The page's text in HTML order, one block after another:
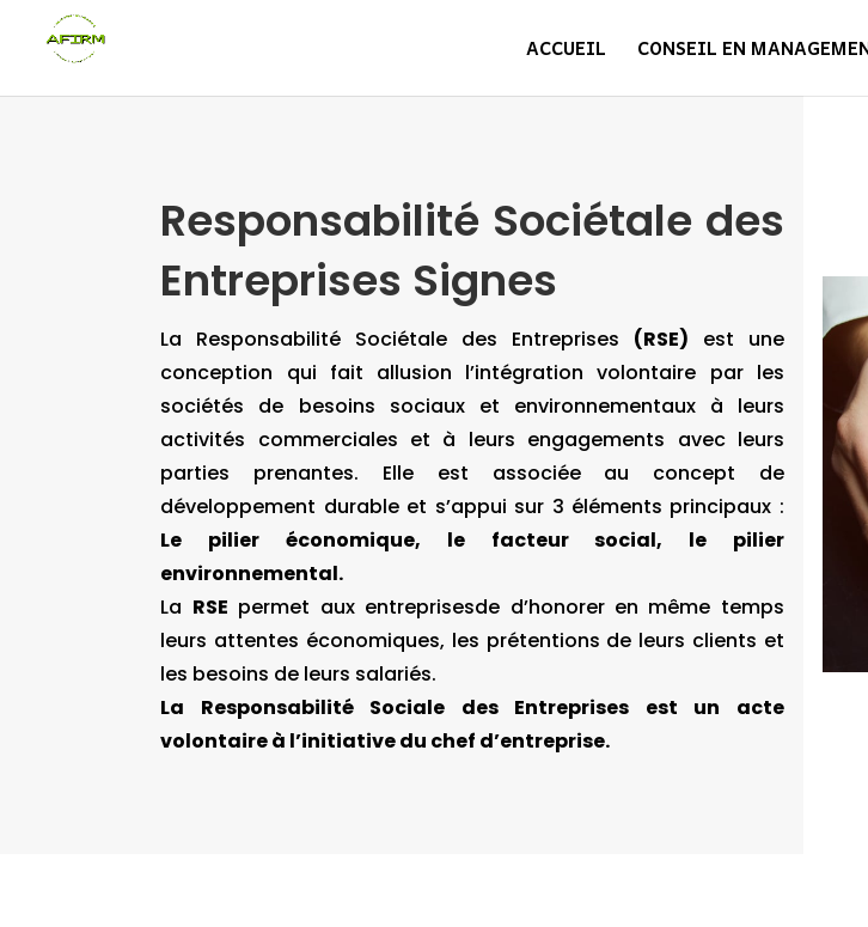
ACCUEIL CONSEIL EN
Responsabilité Sociétale des
Entreprises Signes
La Responsabilité Sociétale des Entreprises (RSE) est une
conception qui fait allusion l’intégration volontaire par les
sociétés de besoins sociaux et environnementaux à leurs
activités commerciales et à leurs engagements avec leurs
parties prenantes. Elle est associée au concept de
développement durable et s’appui sur 3 éléments principaux :
Le pilier économique, le facteur social, le pilier
environnemental.
La RSE permet aux entreprisesde d’honorer en même temps
leurs attentes économiques, les prétentions de leurs clients et
les besoins de leurs salariés.
La Responsabilité Sociale des Entreprises est un acte
volontaire à l’initiative du chef d’entreprise.